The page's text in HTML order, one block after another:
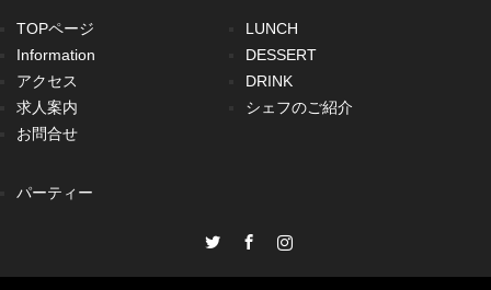
TOPページ
Information
アクセス
求人案内
お問合せ
LUNCH
DESSERT
DRINK
シェフのご紹介
パーティー
Instagram